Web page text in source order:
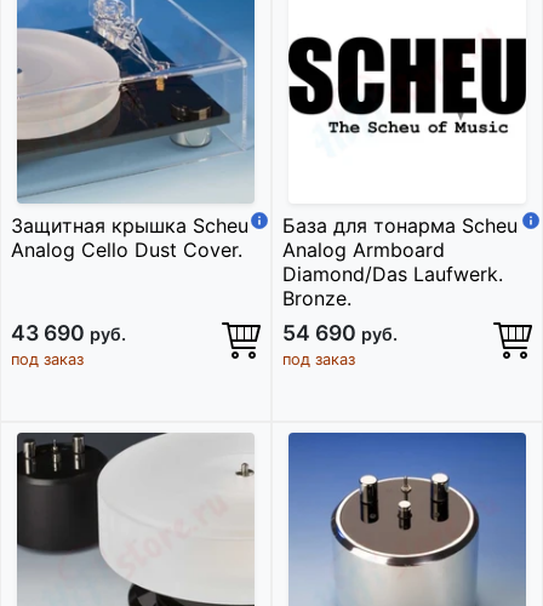
Защитная крышка Scheu
Analog Cello Dust Cover.
43 690 руб.
под заказ
База для тонарма Scheu
Analog Armboard
Diamond/Das Laufwerk.
Bronze.
54 690 руб.
под заказ